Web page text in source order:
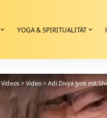
YOGA & SPIRITUALITÄT
Videos>Video>Adi Divya Jyoti mit